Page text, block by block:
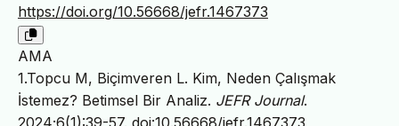
https://doi.org/10.56668/jefr.1467373
AMA
1.Topcu M, Biçimveren L. Kim, Neden Çalışmak
İstemez? Betimsel Bir Analiz. JEFR Journal.